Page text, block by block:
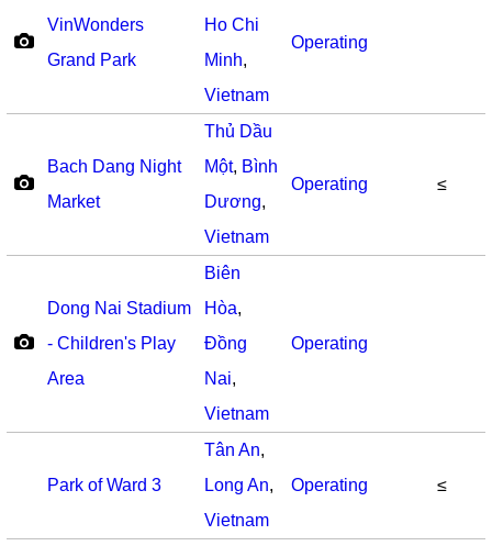
VinWonders
Grand Park
Ho Chi
Minh,
Vietnam
Operating
Bach Dang Night
Market
Thủ Dầu
Một, Bình
Dương,
Vietnam
Operating ≤
Dong Nai Stadium
- Children's Play
Area
Biên
Hòa,
Đồng
Nai,
Vietnam
Operating
Park of Ward 3
Tân An,
Long An,
Vietnam
Operating ≤